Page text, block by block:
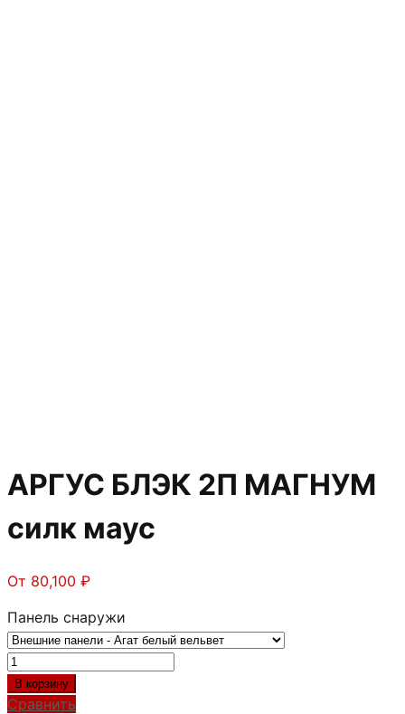
АРГУС БЛЭК 2П МАГНУМ
силк маус
От 80,100 ₽
Панель снаружи
Количество
товара
АРГУС
В корзину
Сравнить